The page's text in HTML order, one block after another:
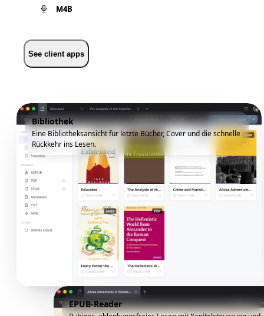
M4B
See client apps
Bibliothek
Eine Bibliotheksansicht für letzte Bücher, Cover und die schnelle
Rückkehr ins Lesen.
EPUB-Reader